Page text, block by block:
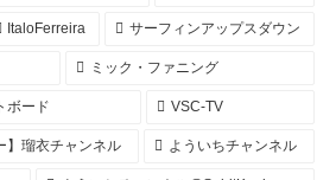
ItaloFerreira サーフィンアップスダウン
ミック・ファニング
ボード VSC-TV
】瑠衣チャンネル よういちチャンネル